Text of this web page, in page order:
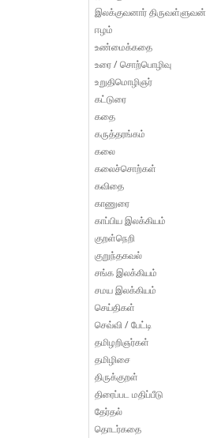
இலக்குவனார் திருவள்ளுவன்
ஈழம்
உண்மைக்கதை
உரை / சொற்பொழிவு
உறுதிமொழிஞர்
கட்டுரை
கதை
கருத்தரங்கம்
கலை
கலைச்சொற்கள்
கவிதை
காணுரை
காப்பிய இலக்கியம்
குறள்நெறி
குறுந்தகவல்
சங்க இலக்கியம்
சமய இலக்கியம்
செய்திகள்
செவ்வி / பேட்டி
தமிழறிஞர்கள்
தமிழிசை
திருக்குறள்
திரைப்பட மதிப்பீடு
தேர்தல்
தொடர்கதை